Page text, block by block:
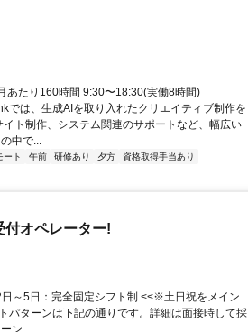
あたり160時間 9:30〜18:30(実働8時間)
では、生成AIを取り入れたクリエイティブ制作を
ト制作、システム関連のサポートなど、幅広い
中で...
ート 午前 研修あり 夕方
資格取得手当あり
付オペレーター!
～5日：完全固定シフト制 <<※土日祝をメイン
パターンは下記の通りです。詳細は面接時して採
ン...